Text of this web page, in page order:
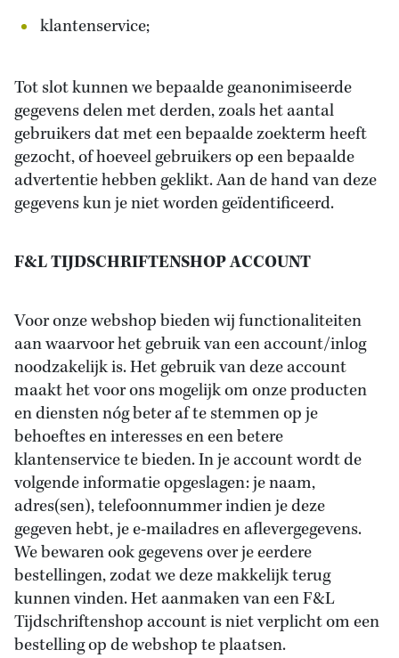
klantenservice;
Tot slot kunnen we bepaalde geanonimiseerde
gegevens delen met derden, zoals het aantal
gebruikers dat met een bepaalde zoekterm heeft
gezocht, of hoeveel gebruikers op een bepaalde
advertentie hebben geklikt. Aan de hand van deze
gegevens kun je niet worden geïdentificeerd.
F&L TIJDSCHRIFTENSHOP ACCOUNT
Voor onze webshop bieden wij functionaliteiten
aan waarvoor het gebruik van een account/inlog
noodzakelijk is. Het gebruik van deze account
maakt het voor ons mogelijk om onze producten
en diensten nóg beter af te stemmen op je
behoeftes en interesses en een betere
klantenservice te bieden. In je account wordt de
volgende informatie opgeslagen: je naam,
adres(sen), telefoonnummer indien je deze
gegeven hebt, je e-mailadres en aflevergegevens.
We bewaren ook gegevens over je eerdere
bestellingen, zodat we deze makkelijk terug
kunnen vinden. Het aanmaken van een F&L
Tijdschriftenshop account is niet verplicht om een
bestelling op de webshop te plaatsen.